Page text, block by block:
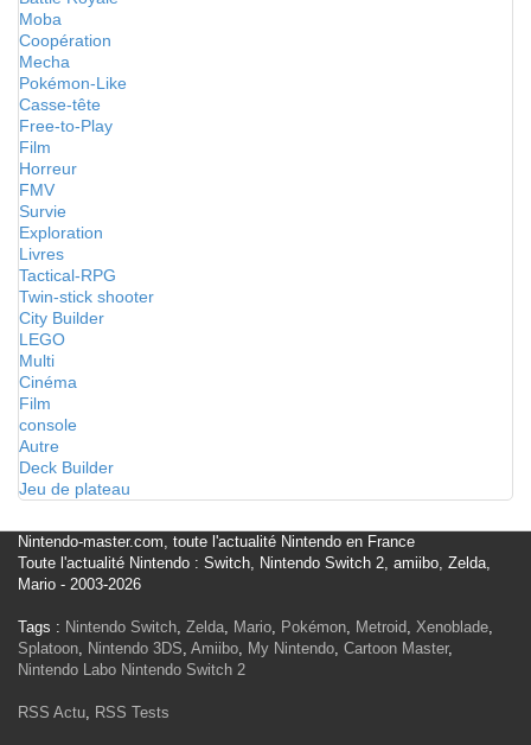
Moba
Coopération
Mecha
Pokémon-Like
Casse-tête
Free-to-Play
Film
Horreur
FMV
Survie
Exploration
Livres
Tactical-RPG
Twin-stick shooter
City Builder
LEGO
Multi
Cinéma
Film
console
Autre
Deck Builder
Jeu de plateau
Nintendo-master.com, toute l'actualité Nintendo en France
Toute l'actualité Nintendo : Switch, Nintendo Switch 2, amiibo, Zelda,
Mario - 2003-2026
Tags : Nintendo Switch, Zelda, Mario, Pokémon, Metroid, Xenoblade,
Splatoon, Nintendo 3DS, Amiibo, My Nintendo, Cartoon Master,
Nintendo Labo Nintendo Switch 2
RSS Actu, RSS Tests